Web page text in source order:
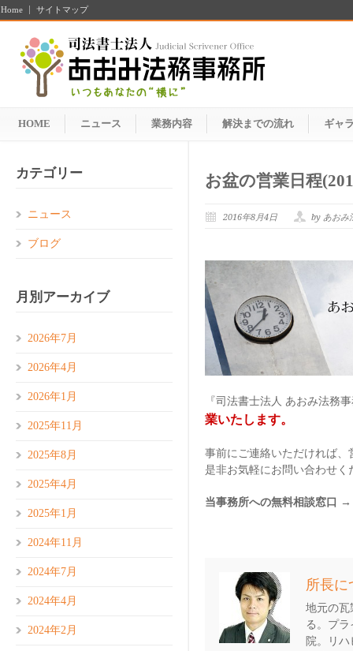
Home サイトマップ
HOME ニュース 業務内容 解決までの流れ ギャ
お盆の営業日程
2016年8月4日 by あおみ
『司法書士法人 あおみ法務
業いたします。
事前にご連絡いただければ
是非お気軽にお問い合わせく
当事務所への無料相談窓口 →
所長に
地元の瓦
る。プ
院。リ
カテゴリー
ニュース
ブログ
月別アーカイブ
2026年7月
2026年4月
2026年1月
2025年11月
2025年8月
2025年4月
2025年1月
2024年11月
2024年7月
2024年4月
2024年2月